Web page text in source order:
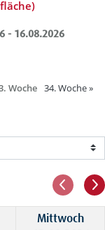
- 16.08.2026
Woche 34. Woche»
Mittwoch